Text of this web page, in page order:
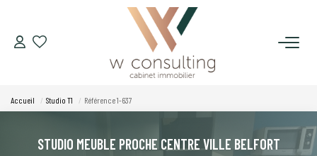
ACQUÉRIR
VENDRE
Accueil Studio T1 Référence 1-637
STUDIO MEUBLE PROCHE CENTRE VILLE BELFORT